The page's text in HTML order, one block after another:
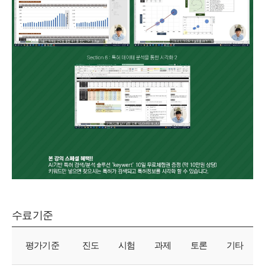
수료기준
수료기준
평가기준
진도 시험 과제 토론 기타